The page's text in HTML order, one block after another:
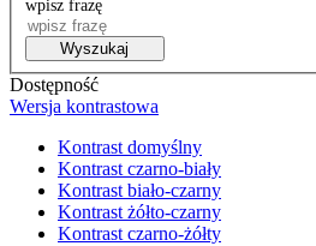
wpisz frazę
Wyszukaj
Dostępność
Wersja kontrastowa
Kontrast domyślny
Kontrast czarno-biały
Kontrast biało-czarny
Kontrast żółto-czarny
Kontrast czarno-żółty